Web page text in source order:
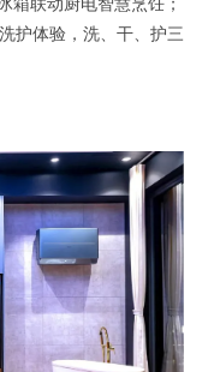
箱联动厨电智慧烹饪；
护体验，洗、干、护三